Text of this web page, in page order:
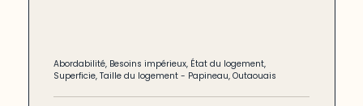
Abordabilité, Besoins impérieux, État du logement,
Superficie,Taille du logement - Papineau,Outaouais